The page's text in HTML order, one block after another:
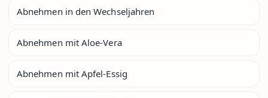
Abnehmen in den Wechseljahren
Abnehmen mit Aloe-Vera
Abnehmen mit Apfel-Essig